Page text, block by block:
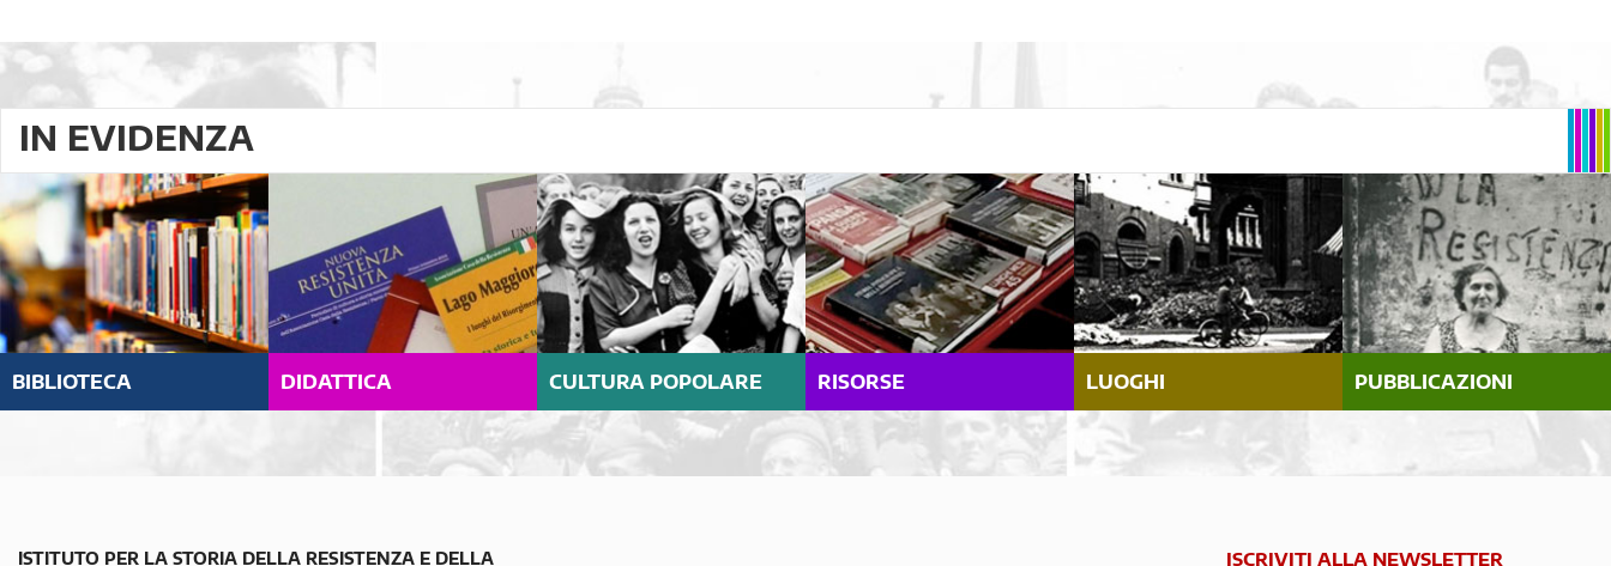
IN EVIDENZA
BIBLIOTECA DIDATTICA CULTURA POPOLARE RISORSE LUOGHI PUBBLICAZIONI
ISTITUTO PER LA STORIA DELLA RESISTENZA E DELLA ISCRIVITI ALLA NEWSLETTER